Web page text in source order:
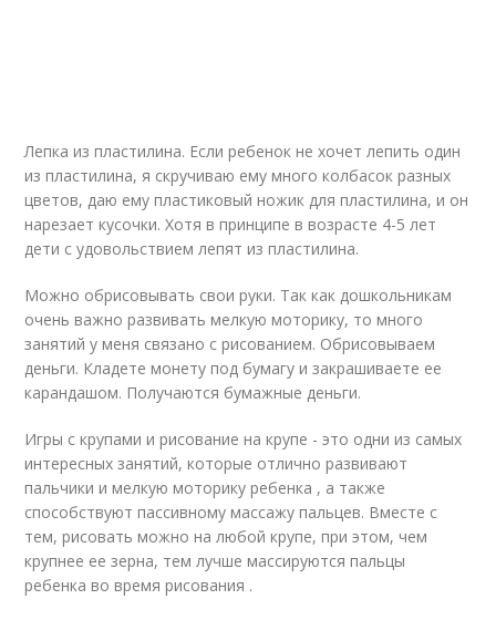
Лепка из пластилина. Если ребенок не хочет лепить один
из пластилина, я скручиваю ему много колбасок разных
цветов, даю ему пластиковый ножик для пластилина, и он
нарезает кусочки. Хотя в принципе в возрасте 4-5 лет
дети с удовольствием лепят из пластилина.
Можно обрисовывать свои руки. Так как дошкольникам
очень важно развивать мелкую моторику, то много
занятий у меня связано с рисованием. Обрисовываем
деньги. Кладете монету под бумагу и закрашиваете ее
карандашом. Получаются бумажные деньги.
Игры с крупами и рисование на крупе - это одни из самых
интересных занятий, которые отлично развивают
пальчики и мелкую моторику ребенка , а также
способствуют пассивному массажу пальцев. Вместе с
тем, рисовать можно на любой крупе, при этом, чем
крупнее ее зерна, тем лучше массируются пальцы
ребенка во время рисования .